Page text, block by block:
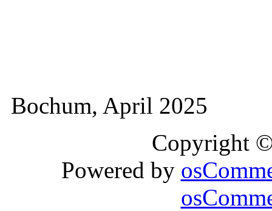
Bochum, April 2025
Copyright
Powered by